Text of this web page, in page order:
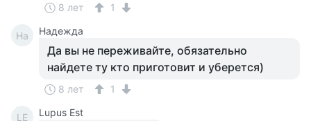
8 лет 1
На Надежда
Да вы не переживайте, обязательно
найдете ту кто приготовит и уберется)
8 лет 1
LE Lupus Est